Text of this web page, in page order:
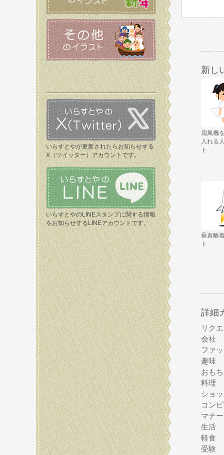
いらすとやが更新されたらお知らせする
X（ツイッター）アカウントです。
いらすとやのLINEスタンプに関する情報
をお知らせするLINEアカウントです。
新し
扇風機
入れる
ト
垂直離
ト
詳細
リク
会社
ファ
趣味
おも
料理
ショ
コン
マナー
生活
軽食
受験